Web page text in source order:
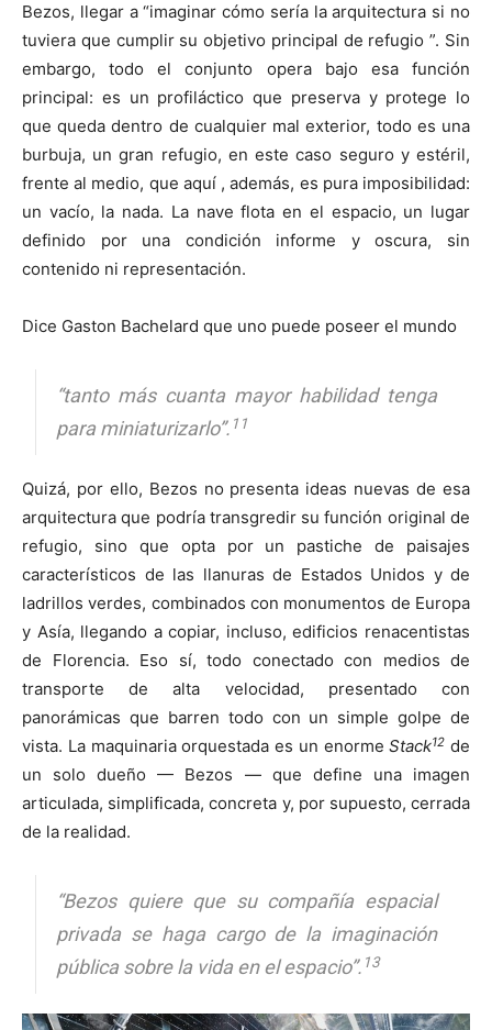
Bezos, llegar a “imaginar cómo sería la arquitectura si no
tuviera que cumplir su objetivo principal de refugio ”. Sin
embargo, todo el conjunto opera bajo esa función
principal: es un profiláctico que preserva y protege lo
que queda dentro de cualquier mal exterior, todo es una
burbuja, un gran refugio, en este caso seguro y estéril,
frente al medio, que aquí , además, es pura imposibilidad:
un vacío, la nada. La nave flota en el espacio, un lugar
definido por una condición informe y oscura, sin
contenido ni representación.
Dice Gaston Bachelard que uno puede poseer el mundo
“tanto más cuanta mayor habilidad tenga
para miniaturizarlo”. 11
Quizá, por ello, Bezos no presenta ideas nuevas de esa
arquitectura que podría transgredir su función original de
refugio, sino que opta por un pastiche de paisajes
característicos de las llanuras de Estados Unidos y de
ladrillos verdes, combinados con monumentos de Europa
y Asía, llegando a copiar, incluso, edificios renacentistas
de Florencia. Eso sí, todo conectado con medios de
transporte de alta velocidad, presentado con
panorámicas que barren todo con un simple golpe de
vista. La maquinaria orquestada es un enormeStack12 de
un solo dueño — Bezos — que define una imagen
articulada, simplificada, concreta y, por supuesto, cerrada
de la realidad.
“Bezos quiere que su compañía espacial
privada se haga cargo de la imaginación
pública sobre la vida en el espacio”. 13